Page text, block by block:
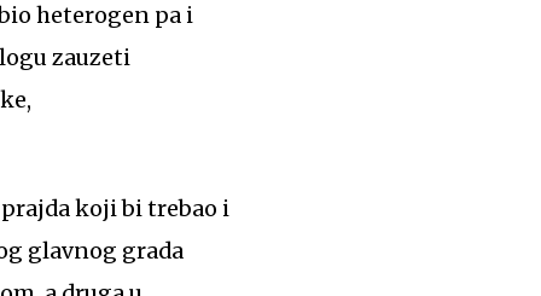
heterogen pa i
zauzeti
koji bi trebao i
glavnog grada